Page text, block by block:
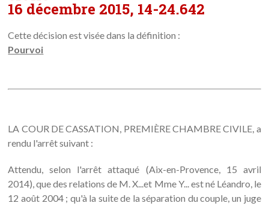
16 décembre 2015, 14-24.642
Cette décision est visée dans la définition :
Pourvoi
LA COUR DE CASSATION, PREMIÈRE CHAMBRE CIVILE, a
rendu l'arrêt suivant :
Attendu, selon l'arrêt attaqué (Aix-en-Provence, 15 avril
2014), que des relations de M. X...et Mme Y... est né Léandro, le
12 août 2004 ; qu'à la suite de la séparation du couple, un juge